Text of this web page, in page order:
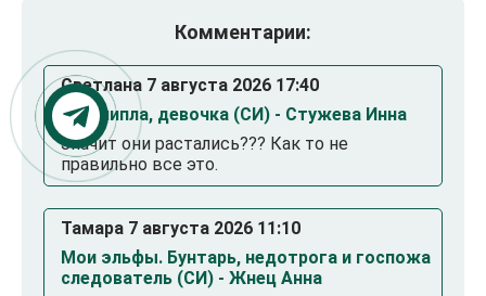
Комментарии:
Светлана 7 августа 2026 17:40
Ты влипла, девочка (СИ) - Стужева Инна
Значит они растались??? Как то не
правильно все это.
Тамара 7 августа 2026 11:10
Мои эльфы. Бунтарь, недотрога и госпожа
следователь (СИ) - Жнец Анна